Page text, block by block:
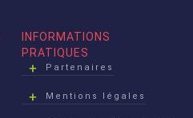
INFORMATIONS
PRATIQUES
Partenaires
Mentions légales